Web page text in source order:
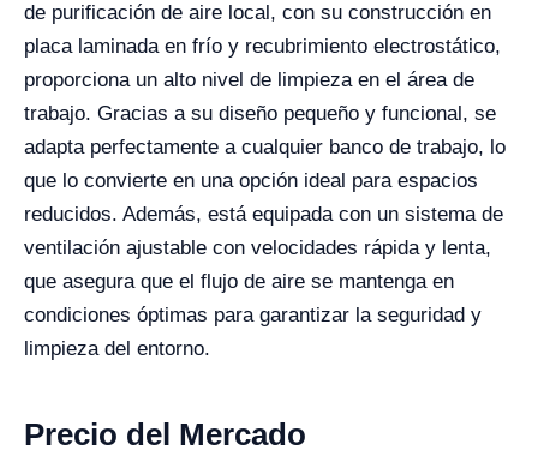
de purificación de aire local, con su construcción en
placa laminada en frío y recubrimiento electrostático,
proporciona un alto nivel de limpieza en el área de
trabajo. Gracias a su diseño pequeño y funcional, se
adapta perfectamente a cualquier banco de trabajo, lo
que lo convierte en una opción ideal para espacios
reducidos. Además, está equipada con un sistema de
ventilación ajustable con velocidades rápida y lenta,
que asegura que el flujo de aire se mantenga en
condiciones óptimas para garantizar la seguridad y
limpieza del entorno.
Precio del Mercado